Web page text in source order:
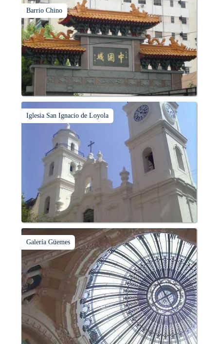
Barrio Chino
Iglesia San Ignacio de Loyola
Galería Güemes